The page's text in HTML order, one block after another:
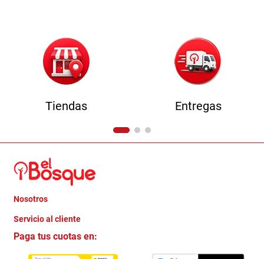
Tiendas Entregas
Nosotros
Quienes somos
Trabaja con Nosotros
Servicio al cliente
Crédito Directo
Paga tus cuotas en: